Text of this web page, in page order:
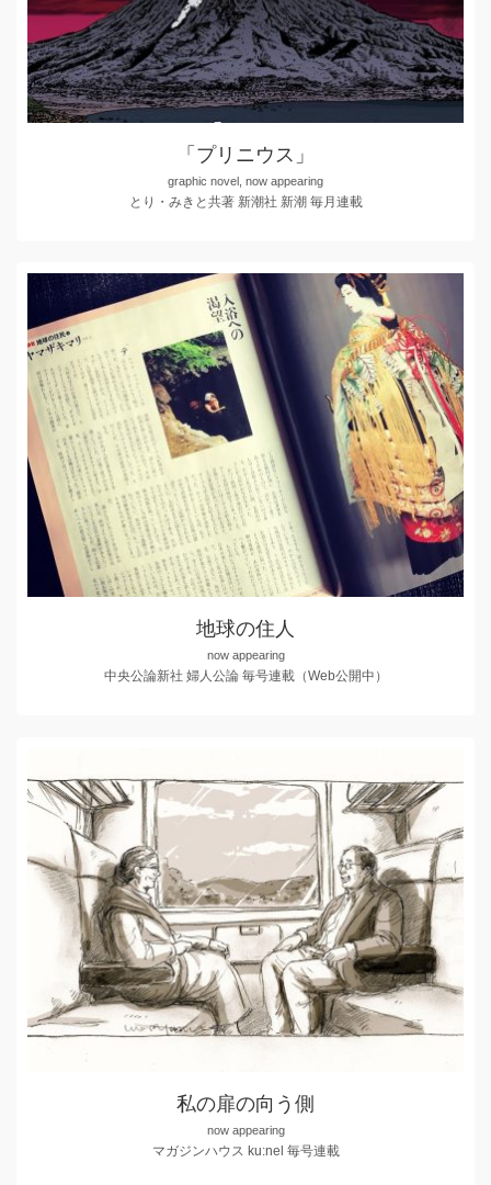
「プリニウス」
graphic novel, now appearing
とり・みきと共著 新潮社 新潮 毎月連載
地球の住人
now appearing
中央公論新社 婦人公論 毎号連載（Web公開中）
私の扉の向う側
now appearing
マガジンハウス ku:nel 毎号連載